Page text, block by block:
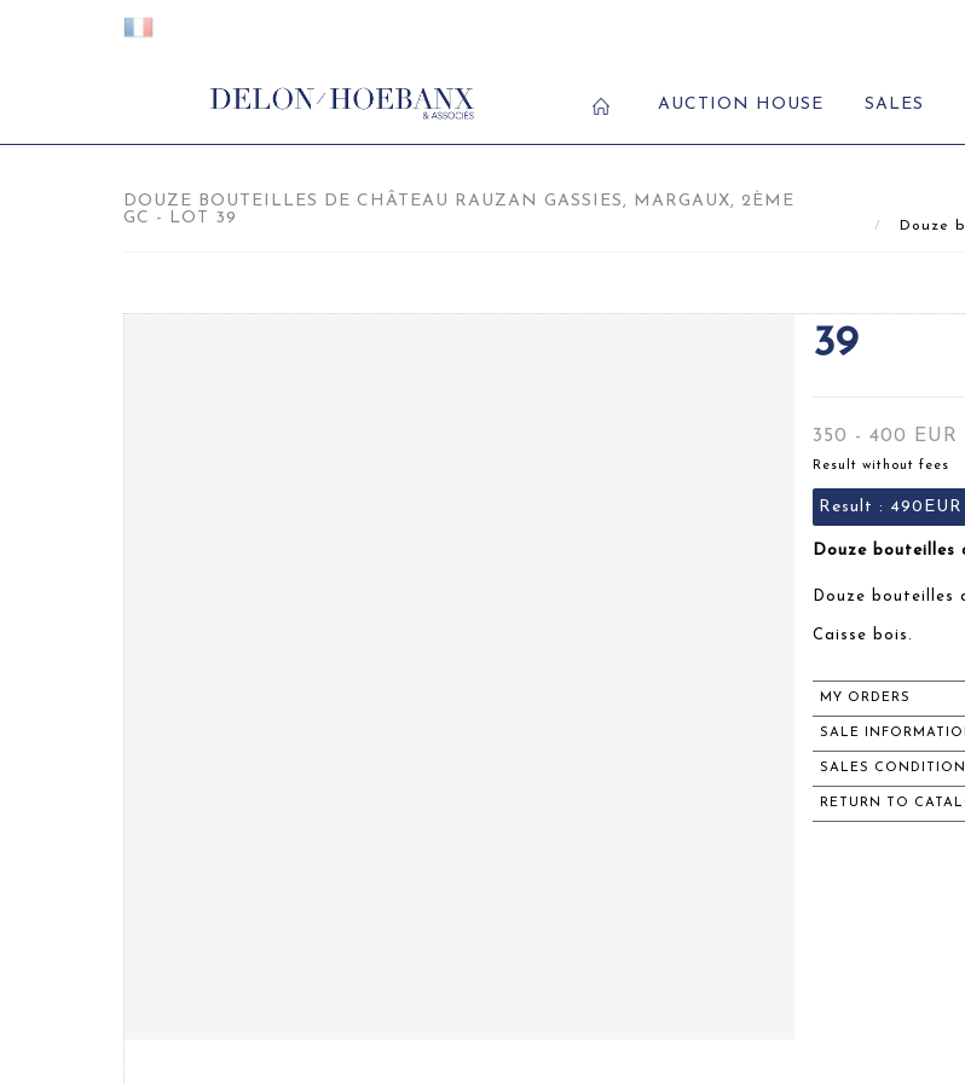
AUCTION HOUSE SALES
DOUZE BOUTEILLES DE CHÂTEAU RAUZAN GASSIES, MARGAUX, 2ÈME
GC - LOT 39
Douze
39
350 - 400 EUR
Result without fees
Result : 490EUR
Douze bouteilles
Douze bouteilles
Caisse bois.
MY ORDERS
SALE
SALES
RETURN TO